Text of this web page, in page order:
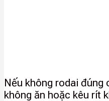
Nếu không rodai đúng
không ăn hoặc kêu rít